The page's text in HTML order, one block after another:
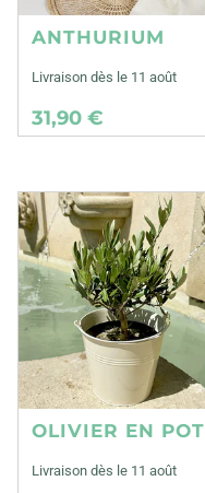
ANTHURIUM
Livraison dès le 11 août
31,90 €
OLIVIER EN POT
Livraison dès le 11 août